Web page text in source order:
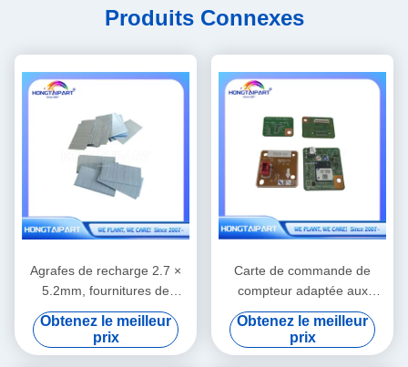
Produits Connexes
Agrafes de recharge 2.7 ×
5.2mm, fournitures de
remplacement pour reliure
de finition Riso compatibles
S-9454
Obtenez le meilleur
prix
Carte de commande de
compteur adaptée aux
pièces de rechange du
copieur Canon IR ADV 6555
Obtenez le meilleur
prix